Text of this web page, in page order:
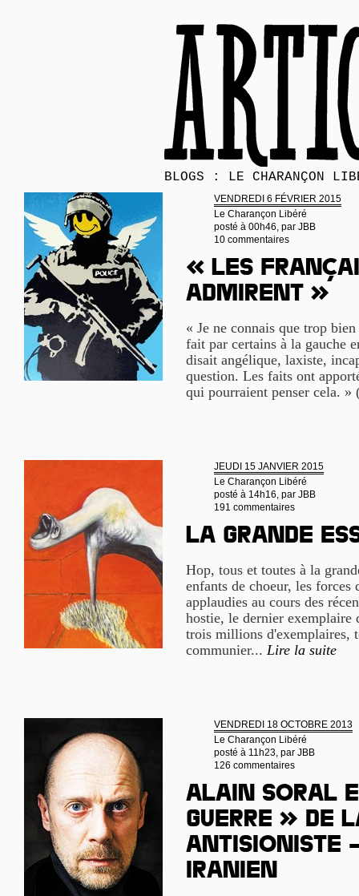
BLOGS : LE CHARANÇON
VENDREDI 6 FÉVRIER 2015
Le Charançon Libéré
posté à 00h46, par JBB
10 commentaires
« Les
admirent »
« Je ne connais que trop
fait par certains à la gauche
disait angélique, laxiste,
question. Les faits ont
qui pourraient penser cela.
JEUDI 15 JANVIER 2015
Le Charançon Libéré
posté à 14h16, par JBB
191 commentaires
La grande
Hop, tous et toutes à la
enfants de choeur, les forces
applaudies au cours des
hostie, le dernier
trois millions d'exemplaires,
communier... Lire la suite
VENDREDI 18 OCTOBRE 2013
Le Charançon Libéré
posté à 11h23, par JBB
126 commentaires
Alain Soral
guerre » de
antisioniste
iranien